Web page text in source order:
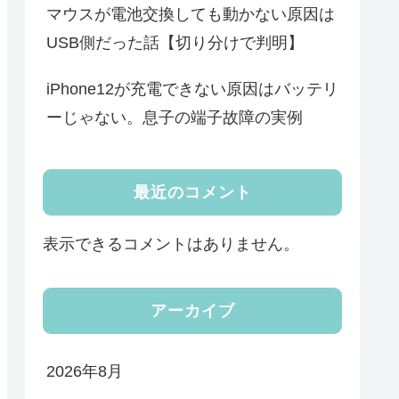
マウスが電池交換しても動かない原因は
USB側だった話【切り分けで判明】
iPhone12が充電できない原因はバッテリ
ーじゃない。息子の端子故障の実例
最近のコメント
表示できるコメントはありません。
アーカイブ
2026年8月